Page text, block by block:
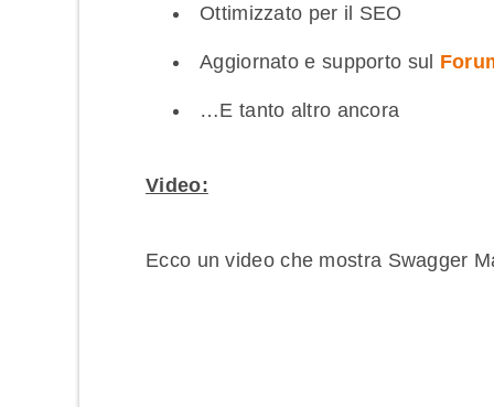
Ottimizzato per il SEO
Aggiornato e supporto sul
…E tanto altro ancora
Video:
Ecco un video che mostra Swagger